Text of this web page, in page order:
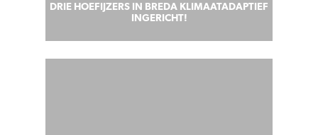
DRIE HOEFIJZERS IN BREDA KLIMAATADAPTIEF
INGERICHT!